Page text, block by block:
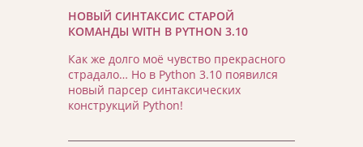
НОВЫЙ СИНТАКСИС СТАРОЙ
КОМАНДЫ WITH В PYTHON 3.10
Как же долго моё чувство прекрасного
страдало… Но в Python 3.10 появился
новый парсер синтаксических
конструкций Python!